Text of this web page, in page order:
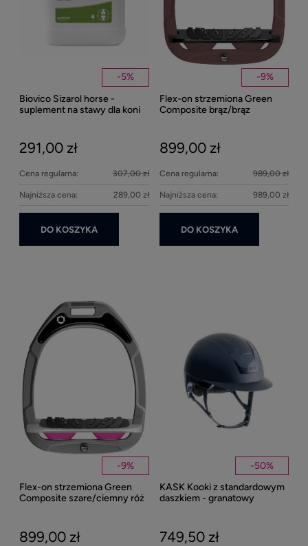
-5%
Biovico Sizarol horse -
suplement na stawy dla koni
291,00 zł
Cena regularna: 307,00 zł
Najniższa cena: 289,00 zł
DO KOSZYKA
-9%
Flex-on strzemiona Green
Composite brąz/brąz
899,00 zł
Cena regularna: 989,00 zł
Najniższa cena: 989,00 zł
DO KOSZYKA
-9%
Flex-on strzemiona Green
Composite szare/ciemny róż
899,00 zł
-50%
KASK Kooki z standardowym
daszkiem - granatowy
749,50 zł